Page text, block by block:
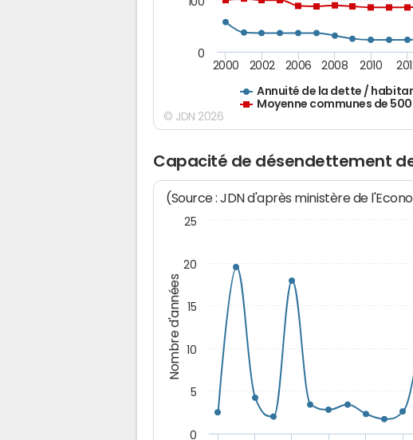
Annuité de la dette /
Moyenne communes de
2000 2002 2006 2008 2010
0
© JDN 2026
Capacité de désendettement
Nombre d'années
(Source : JDN d'après ministère de
0
5
10
15
20
25